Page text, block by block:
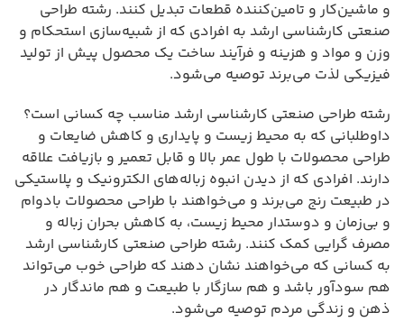
و ماشین‌کار و تامین‌کننده قطعات تبدیل کنند. رشته طراحی
صنعتی کارشناسی ارشد به افرادی که از شبیه‌سازی استحکام و
وزن و مواد و هزینه و فرآیند ساخت یک محصول پیش از تولید
فیزیکی لذت می‌برند توصیه می‌شود.
رشته طراحی صنعتی کارشناسی ارشد مناسب چه کسانی است؟
داوطلبانی که به محیط زیست و پایداری و کاهش ضایعات و
طراحی محصولات با طول عمر بالا و قابل تعمیر و بازیافت علاقه
دارند. افرادی که از دیدن انبوه زباله‌های الکترونیک و پلاستیکی
در طبیعت رنج می‌برند و می‌خواهند با طراحی محصولات بادوام
و بی‌زمان و دوستدار محیط زیست، به کاهش بحران زباله و
مصرف گرایی کمک کنند. رشته طراحی صنعتی کارشناسی ارشد
به کسانی که می‌خواهند نشان دهند که طراحی خوب می‌تواند
هم سودآور باشد و هم سازگار با طبیعت و هم ماندگار در
ذهن و زندگی مردم توصیه می‌شود.